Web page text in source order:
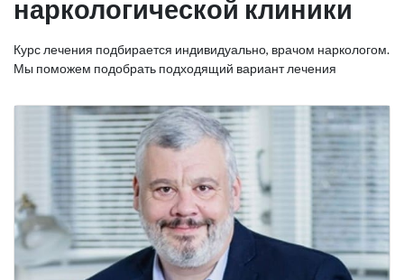
наркологической клиники
Курс лечения подбирается индивидуально, врачом наркологом.
Мы поможем подобрать подходящий вариант лечения